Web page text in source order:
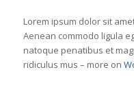
Lorem ipsum dolor sit
Aenean commodo ligula
natoque penatibus et
ridiculus mus – more on